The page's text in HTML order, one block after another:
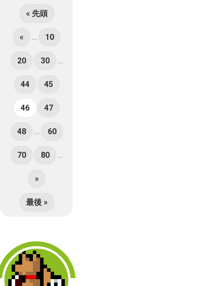
« 先頭
« ... 10
20 30 ...
44 45
46 47
48 ... 60
70 80 ...
»
最後 »